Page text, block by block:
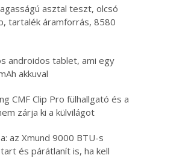
asztal teszt, olcsó
tartalék áramforrás, 8580
androidos tablet, ami egy
akkuval
CMF Clip Pro fülhallgató és a
zárja ki a külvilágot
az Xmund 9000 BTU-s
és párátlanít is, ha kell